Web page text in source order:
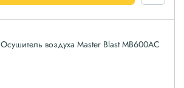
Осушитель воздуха Master Blast MB600AC